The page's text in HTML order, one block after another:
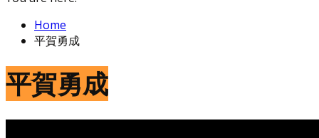
Home
平賀勇成
平賀勇成